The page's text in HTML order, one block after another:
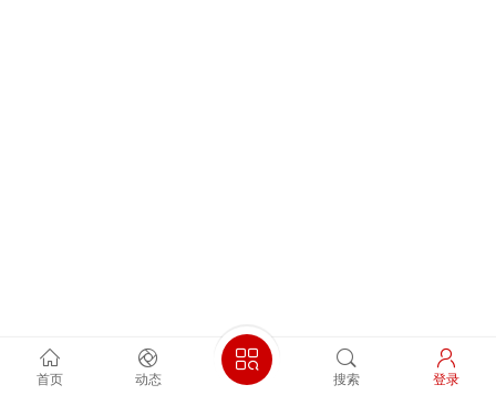
首页 动态 搜索 登录